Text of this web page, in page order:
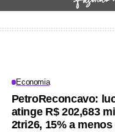
Economia
PetroReconcavo:
atinge R$ 202,683
2tri26, 15% a